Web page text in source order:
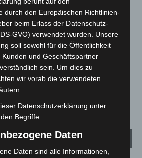
nach Abschaltung von
Market“ erhoben
Wetter
durch den Europäischen Richtlinien-
beim Erlass der Datenschutz-
GVO) verwendet wurden. Unsere
soll sowohl für die Öffentlichkeit
und Geschäftspartner
sein. Um dies zu
wir vorab die verwendeten
Datenschutzerklärung unter
Begriffe:
Daten
Daten sind alle Informationen,